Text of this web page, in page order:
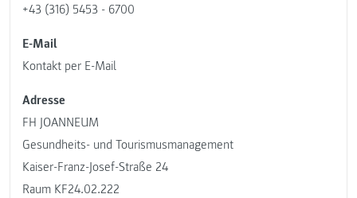
+43 (316) 5453 - 6700
E-Mail
Kontakt per E-Mail
Adresse
FH JOANNEUM
Gesundheits- und Tourismusmanagement
Kaiser-Franz-Josef-Straße 24
Raum KF24.02.222